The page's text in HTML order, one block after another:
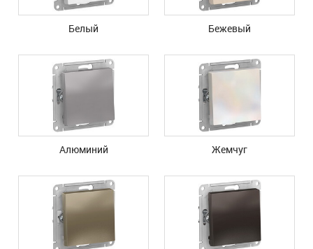
Белый Бежевый
Алюминий Жемчуг